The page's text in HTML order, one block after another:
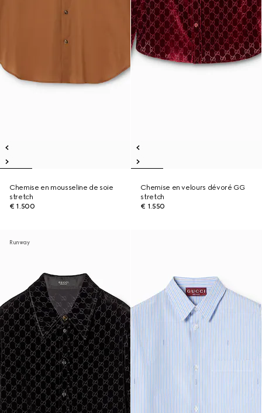
Chemise en mousseline de soie
stretch
€ 1.500
Chemise en velours dévoré GG
stretch
€ 1.550
Runway